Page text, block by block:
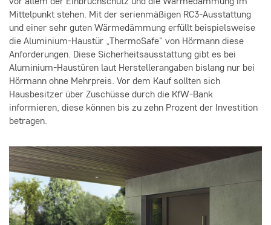
Mittelpunkt stehen. Mit der serienmäßigen RC3-Ausstattung
und einer sehr guten Wärmedämmung erfüllt beispielsweise
die Aluminium-Haustür „ThermoSafe" von Hörmann diese
Anforderungen. Diese Sicherheitsausstattung gibt es bei
Aluminium-Haustüren laut Herstellerangaben bislang nur bei
Hörmann ohne Mehrpreis. Vor dem Kauf sollten sich
Hausbesitzer über Zuschüsse durch die KfW-Bank
informieren, diese können bis zu zehn Prozent der Investition
betragen.